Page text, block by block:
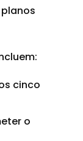
cinco
o